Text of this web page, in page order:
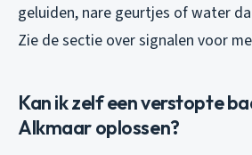
geluiden, nare geurtjes of water
Zie de sectie over signalen voor
Kan ik zelf een verstopte
Alkmaar oplossen?